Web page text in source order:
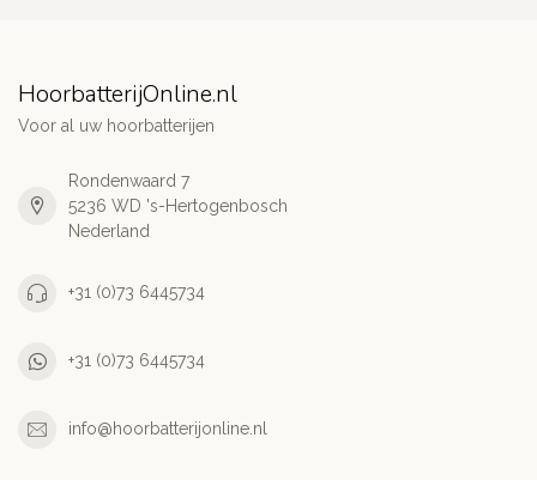
HoorbatterijOnline.nl
Voor al uw hoorbatterijen
Rondenwaard 7
5236 WD 's-Hertogenbosch
Nederland
+31 (0)73 6445734
+31 (0)73 6445734
info@hoorbatterijonline.nl